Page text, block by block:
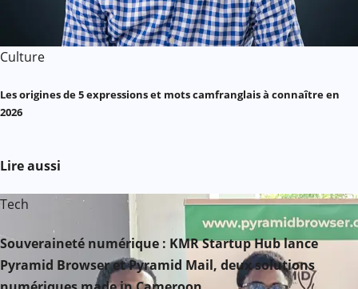
Culture
Les origines de 5 expressions et mots camfranglais à connaître en
2026
Lire aussi
Tech
Souveraineté numérique : KMR Startup Hub lance
Pyramid Browser et Pyramid Mail, deux solutions